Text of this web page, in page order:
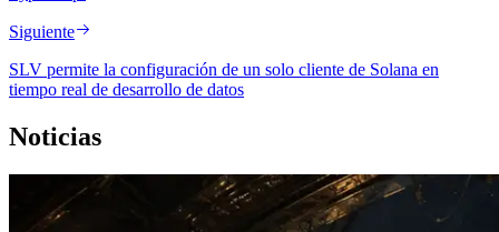
Siguiente
SLV permite la configuración de un solo cliente de Solana en
tiempo real de desarrollo de datos
Noticias